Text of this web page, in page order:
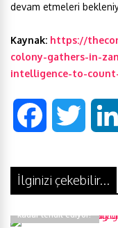
devam etmeleri
Kaynak: https://
colony-gathers-in-
intelligence-to-
c
e
i
t
İlginizi çekebilir...
kadar tehdit ediyor?